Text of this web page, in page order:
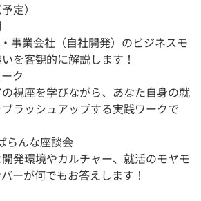
定）
事業会社（自社開発）のビジネスモ
を客観的に解説します！
ク
視座を学びながら、あなた自身の就
ラッシュアップする実践ワークで
らんな座談会
発環境やカルチャー、就活のモヤモ
ーが何でもお答えします！